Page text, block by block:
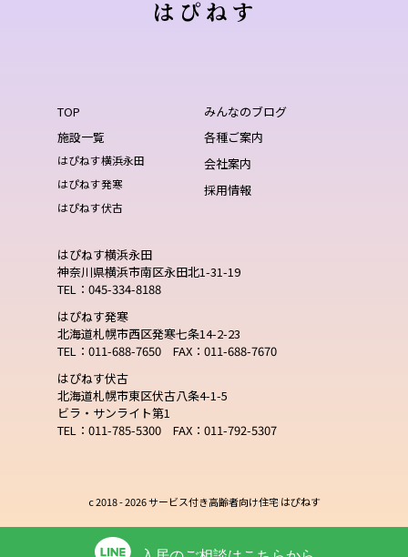
TOP
みんなのブログ
施設一覧
はぴねす横浜永田
はぴねす発寒
はぴねす伏古
各種ご案内
会社案内
採用情報
はぴねす横浜永田
神奈川県横浜市南区永田北1-31-19
TEL：045-334-8188
はぴねす発寒
北海道札幌市西区発寒七条14-2-23
TEL：011-688-7650 FAX：011-688-7670
はぴねす伏古
北海道札幌市東区伏古八条4-1-5
ビラ・サンライト第1
TEL：011-785-5300 FAX：011-792-5307
c 2018 -2026 サービス付き高齢者向け住宅 はぴねす